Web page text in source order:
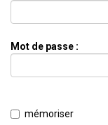
Mot de passe :
mémoriser